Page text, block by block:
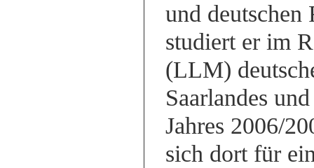
und deutschen
studiert er im
(LLM)
Saarlandes
Jahres 2006/
sich dort für